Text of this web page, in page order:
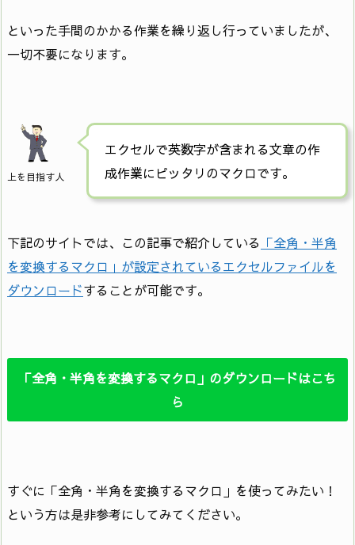
といった手間のかかる作業を繰り返し行っていましたが、
一切不要になります。
上を目指す人
エクセルで英数字が含まれる文章の作
成作業にピッタリのマクロです。
下記のサイトでは、この記事で紹介している 「全角・半角
を変換するマクロ」が設定されているエクセルファイルを
ダウンロードすることが可能です。
「全角・半角を変換するマクロ」のダウンロードはこち
ら
すぐに「全角・半角を変換するマクロ」を使ってみたい！
という方は是非参考にしてみてください。